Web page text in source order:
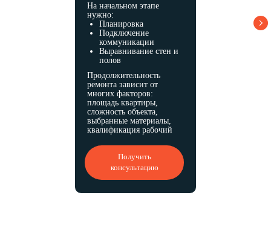
На начальном этапе
нужно:
Планировка
Подключение
коммуникации
Выравнивание стен и
полов
Продолжительность
ремонта зависит от
многих факторов:
площадь квартиры,
сложность объекта,
выбранные материалы,
квалификация рабочий
Получить
консультацию